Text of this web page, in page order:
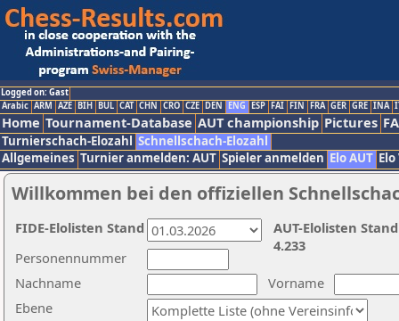
Logged on: Gast
Arabic ARM AZE BIH BUL CAT CHN CRO CZE DEN ENG ESP FAI FIN FRA GER GRE INA
Home Tournament-Database AUT championship Pictures
Turnierschach-Elozahl Schnellschach-Elozahl
Allgemeines Turnier anmelden: AUT Spieler anmelden Elo AUT
Willkommen bei den offiziellen
Nachname
Vorname
Ebene
Personennummer
AUT-Elolisten
4.233
FIDE-Elolisten Stand